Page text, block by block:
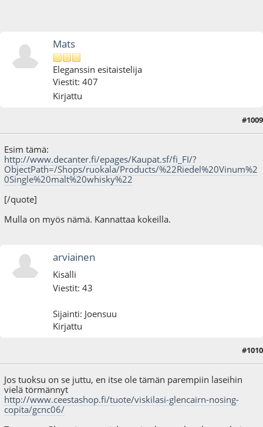
Mats
Eleganssin esitaistelija
Viestit: 407
Kirjattu
#1009
Esim tämä:
http://www.decanter.fi/epages/Kaupat.sf/fi_FI/?
ObjectPath=/Shops/ruokala/Products/%22Riedel%20Vinum%2
0Single%20malt%20whisky%22
[/quote]
Mulla on myös nämä. Kannattaa kokeilla.
arviainen
Kisälli
Viestit: 43
Sijainti: Joensuu
Kirjattu
#1010
Jos tuoksu on se juttu, en itse ole tämän parempiin laseihin
vielä törmännyt
http://www.ceestashop.fi/tuote/viskilasi-glencairn-nosing-
copita/gcnc06/